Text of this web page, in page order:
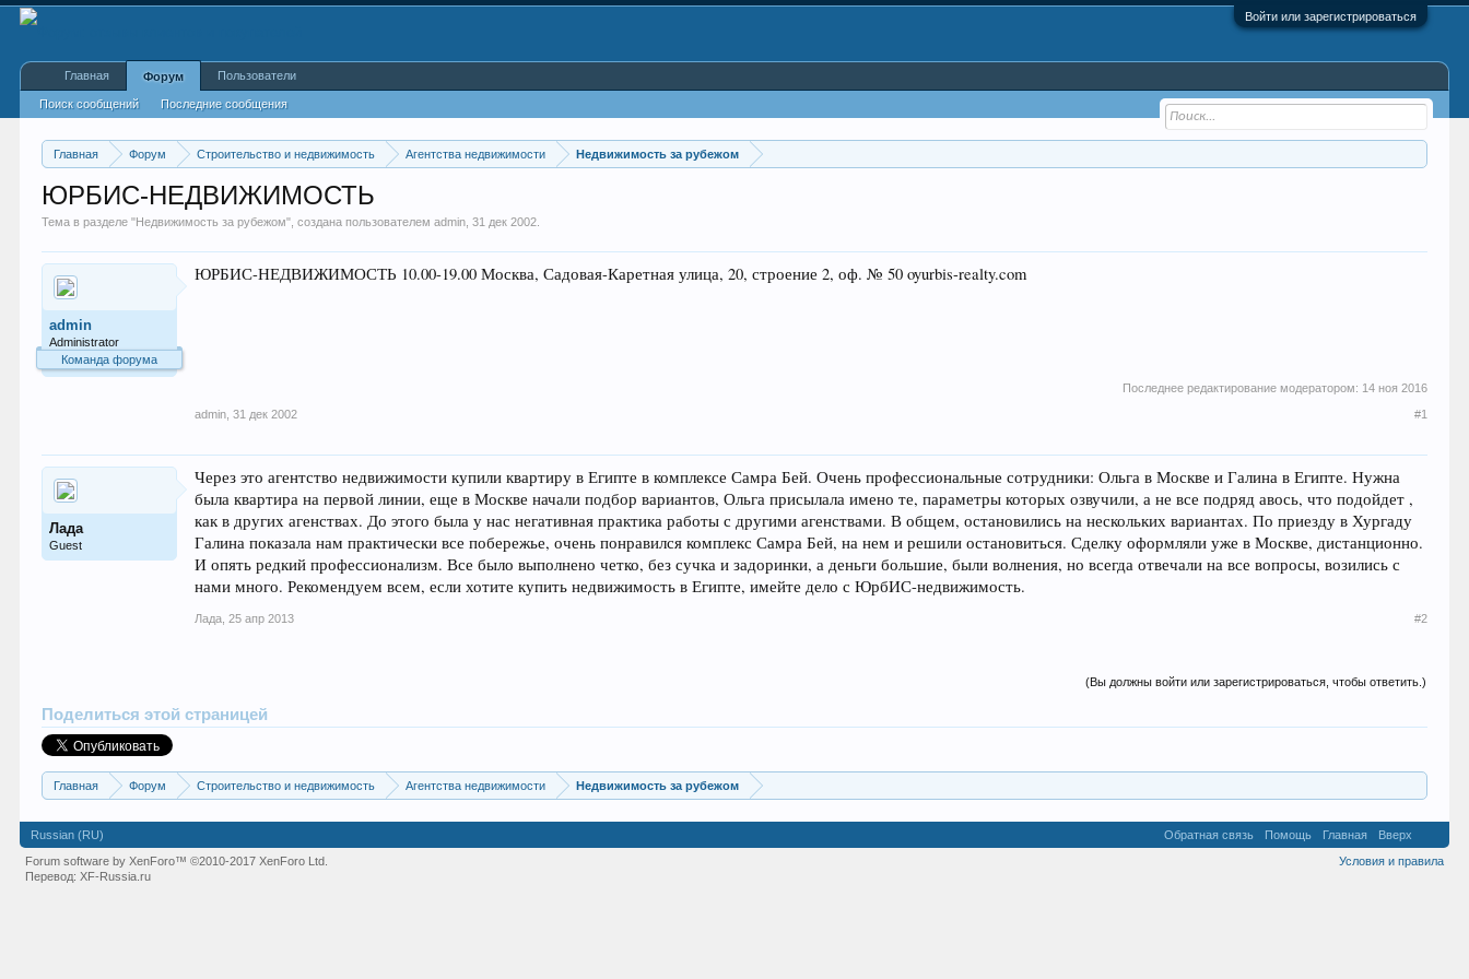
Войти или зарегистрироваться
Главная Форум Строительство и недвижимость Агентства недвижимости Недвижимость за рубежом
ЮРБИС-НЕДВИЖИМОСТЬ
Тема в разделе "Недвижимость за рубежом", создана пользователемadmin ,31 дек 2002
admin
Administrator
Команда форума
ЮРБИС-НЕДВИЖИМОСТЬ 10.00-19.00 Москва, Садовая-Каретная улица, 20, строение 2, оф. № 50 oyurbis-realty.com
Последнее редактирование модератором: 14 ноя 2016
admin 31 дек 2002 #1
Лада
Guest
Через это агентство недвижимости купили квартиру в Египте в комплексе Самра Бей. Очень профессиональные сотрудники: Ольга в Москве и Галина в Египте. Нужна
была квартира на первой линии, еще в Москве начали подбор вариантов, Ольга присылала имено те, параметры которых озвучили, а не все подряд авось, что подойдет ,
как в других агенствах. До этого была у нас негативная практика работы с другими агенствами. В общем, остановились на нескольких вариантах. По приезду в Хургаду
Галина показала нам практически все побережье, очень понравился комплекс Самра Бей, на нем и решили остановиться. Сделку оформляли уже в Москве, дистанционно.
И опять редкий профессионализм. Все было выполнено четко, без сучка и задоринки, а деньги большие, были волнения, но всегда отвечали на все вопросы, возились с
нами много. Рекомендуем всем, если хотите купить недвижимость в Египте, имейте дело с ЮрбИС-недвижимость.
Лада 25 апр 2013 #2
(Вы должны войти или зарегистрироваться, чтобы ответить.)
Поделиться этой страницей
Главная Форум Строительство и недвижимость Агентства недвижимости Недвижимость за рубежом
Главная Форум
Поиск сообщений Последние сообщения
Пользователи
Russian (RU) Обратная связь Помощь Главная
Вверх
Условия и правила
Forum software by XenForo™©2010-2017 XenForo Ltd.
Перевод:XF-Russia.ru